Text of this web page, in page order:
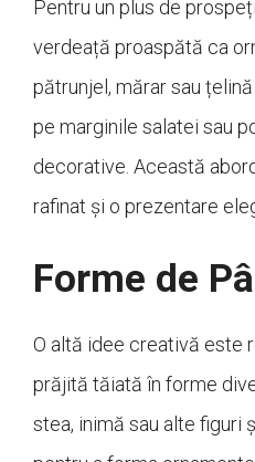
Pentru un plus de
verdeață proaspătă ca
pătrunjel, mărar sau
pe marginile salatei sau
decorative. Această
rafinat și o prezentare
Forme de
O altă idee creativă este
prăjită tăiată în forme
stea, inimă sau alte figuri